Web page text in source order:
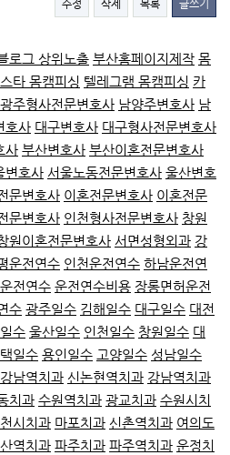
수정 삭제 목록 글쓰기
로그 상위노출 부산홈페이지제작 몸
타 몸캠피싱 텔레그램 몸캠피싱 카
광주형사전문변호사 남양주변호사 남
호사 대구변호사 대구형사전문변호사
사 부산변호사 부산이혼전문변호사
변호사 서울노동전문변호사 울산변호
문변호사 이혼전문변호사 이혼전문
문변호사 인천형사전문변호사 창원
원이혼전문변호사 서면성형외과 강
운전연수 인천운전연수 하남운전연
운전연수 운전연수비용 장롱면허운전
수 광주일수 김해일수 대구일수 대전
수 울산일수 인천일수 창원일수 대
일수 용인일수 고양일수 성남일수
강남역치과 신논현역치과 강남역치과
치과 수원역치과 광교치과 수원시치
시치과 마포치과 신촌역치과 여의도
역치과 파주치과 파주역치과 운정치